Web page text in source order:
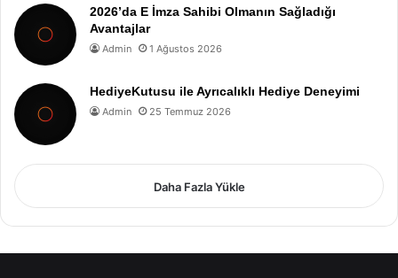
2026’da E İmza Sahibi Olmanın Sağladığı
Avantajlar
Admin 1 Ağustos 2026
HediyeKutusu ile Ayrıcalıklı Hediye Deneyimi
Admin 25 Temmuz 2026
Daha Fazla Yükle